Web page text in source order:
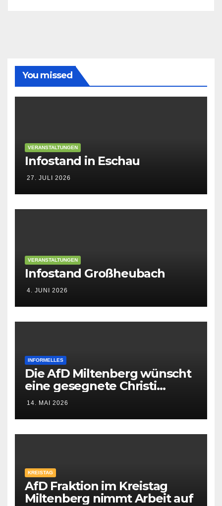
You missed
VERANSTALTUNGEN
Infostand in Eschau
27. JULI 2026
VERANSTALTUNGEN
Infostand Großheubach
4. JUNI 2026
INFORMELLES
Die AfD Miltenberg wünscht
eine gesegnete Christi
Himmelfahrt
14. MAI 2026
KREISTAG
AfD Fraktion im Kreistag
Miltenberg nimmt Arbeit auf